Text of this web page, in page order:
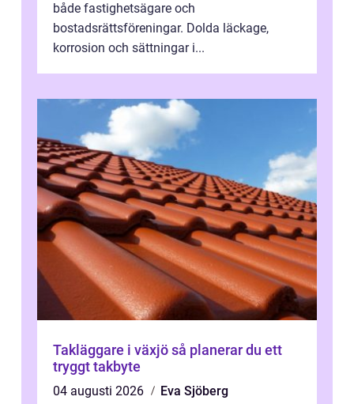
både fastighetsägare och
bostadsrättsföreningar. Dolda läckage,
korrosion och sättningar i...
Takläggare i växjö så planerar du ett
tryggt takbyte
04 augusti 2026
Eva Sjöberg